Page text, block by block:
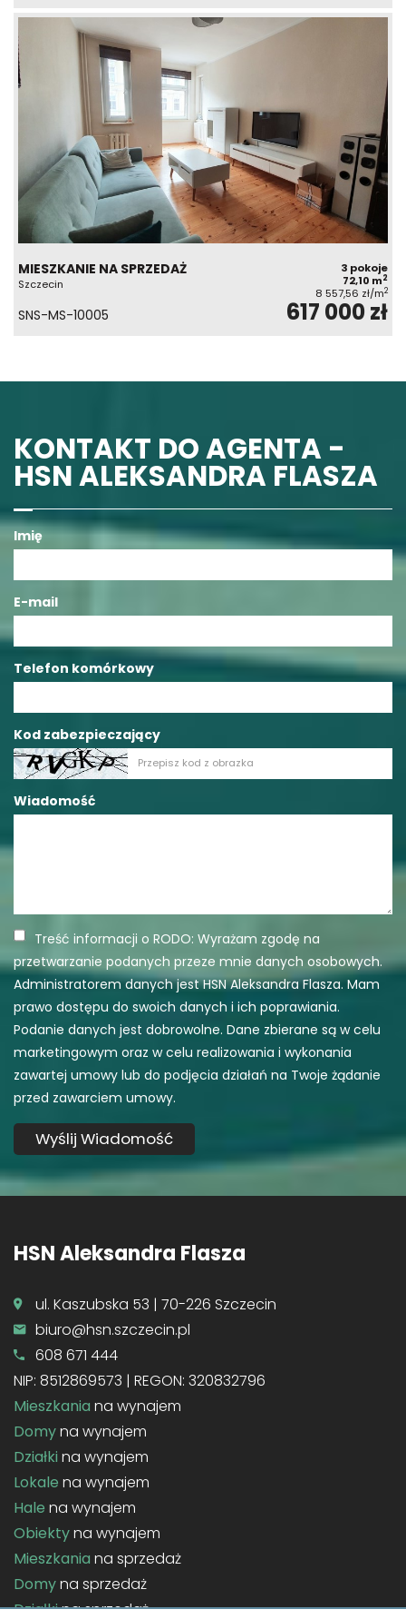
MIESZKANIE NA SPRZEDAŻ
Szczecin
3 pokoje
72,10 m2
8 557,56 zł/m2
SNS-MS-10005 617 000 zł
KONTAKT DO AGENTA -
HSN ALEKSANDRA FLASZA
Imię
E-mail
Telefon komórkowy
Kod zabezpieczający
Wiadomość
Treść informacji o RODO: Wyrażam zgodę na
przetwarzanie podanych przeze mnie danych osobowych.
Administratorem danych jest HSN Aleksandra Flasza. Mam
prawo dostępu do swoich danych i ich poprawiania.
Podanie danych jest dobrowolne. Dane zbierane są w celu
marketingowym oraz w celu realizowania i wykonania
zawartej umowy lub do podjęcia działań na Twoje żądanie
przed zawarciem umowy.
HSN Aleksandra Flasza
ul. Kaszubska 53 | 70-226 Szczecin
biuro@hsn.szczecin.pl
608 671 444
NIP: 8512869573 | REGON: 320832796
Mieszkania na wynajem
Domyna wynajem
Działki na wynajem
Lokale na wynajem
Hale na wynajem
Obiektyna wynajem
Mieszkania na sprzedaż
Domyna sprzedaż
Działkina sprzedaż